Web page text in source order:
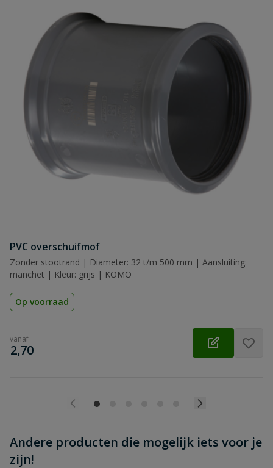
Samenvatting
Beoordeling
Beoordeling versturen
PVC overschuifmof
Zonder stootrand | Diameter: 32 t/m 500 mm | Aansluiting:
manchet | Kleur: grijs | KOMO
Op voorraad
vanaf
€
2,70
Andere producten die mogelijk iets voor je
zijn!